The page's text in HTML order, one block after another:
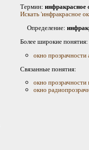
Термин: инфракрасное
Искать 'инфракрасное
Определение:
Более широкие понятия:
окно
Связанные понятия:
окно прозрачности
окно